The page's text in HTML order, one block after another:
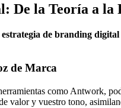
De la Teoría a la
estrategia de branding digital
de Marca
como Antwork,
valor y vuestro tono,